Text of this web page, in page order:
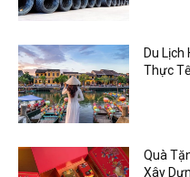
Du Lịch
Thực
Quà
Xây